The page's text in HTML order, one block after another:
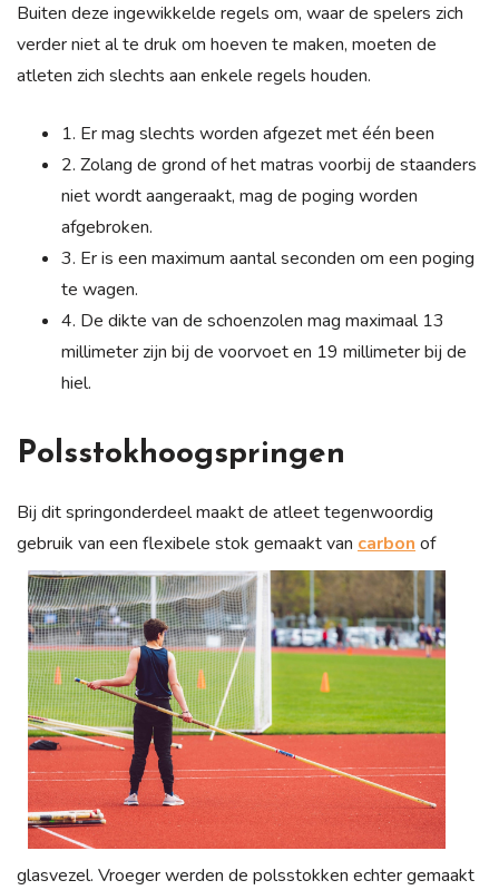
Buiten deze ingewikkelde regels om, waar de spelers zich
verder niet al te druk om hoeven te maken, moeten de
atleten zich slechts aan enkele regels houden.
1. Er mag slechts worden afgezet met één been
2. Zolang de grond of het matras voorbij de staanders
niet wordt aangeraakt, mag de poging worden
afgebroken.
3. Er is een maximum aantal seconden om een poging
te wagen.
4. De dikte van de schoenzolen mag maximaal 13
millimeter zijn bij de voorvoet en 19 millimeter bij de
hiel.
Polsstokhoogspringen
Bij dit springonderdeel maakt de atleet tegenwoordig
gebruik van een flexibele stok gemaakt van carbonof
glasvezel. Vroeger werden de polsstokken echter gemaakt